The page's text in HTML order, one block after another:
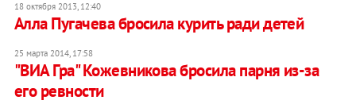
18 октября 2013, 12:40
Алла Пугачева бросила курить ради детей
25 марта 2014, 17:58
"ВИА Гра" Кожевникова бросила парня из-за
его ревности